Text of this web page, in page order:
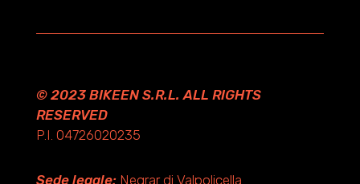
© 2023 BIKEEN S.R.L. ALL RIGHTS
RESERVED
P.I. 04726020235
Sede legale:Negrar di Valpolicella